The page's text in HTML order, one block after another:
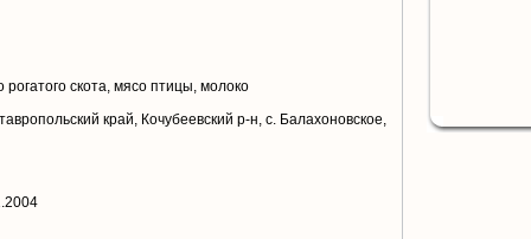
рогатого скота, мясо птицы, молоко
край, Кочубеевский р-н, с. Балахоновское,